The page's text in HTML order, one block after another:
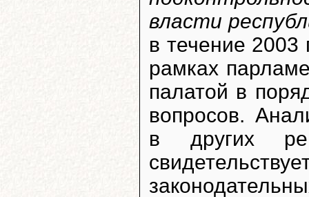
власти
в течение 2003
рамках
палатой в
вопросов.
в других